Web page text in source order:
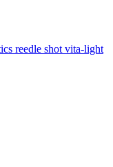
reedle shot vita-light